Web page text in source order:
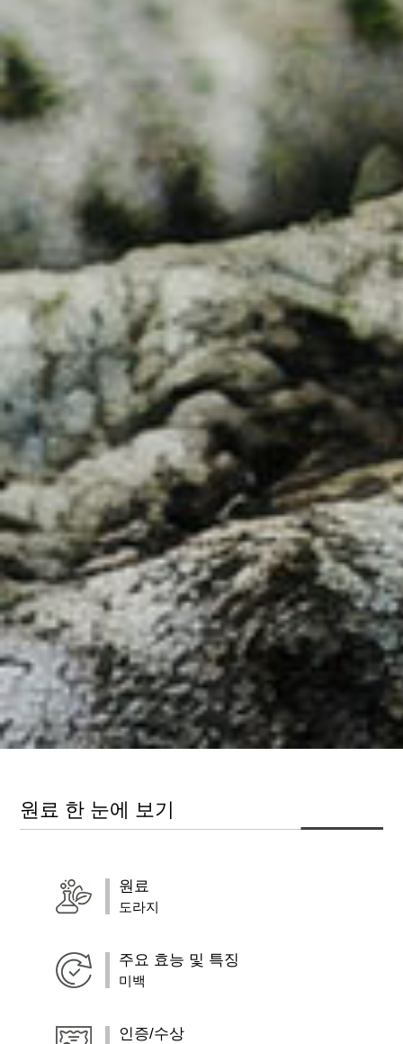
원료 한 눈에 보기
원료
도라지
주요 효능 및 특징
미백
인증/수상